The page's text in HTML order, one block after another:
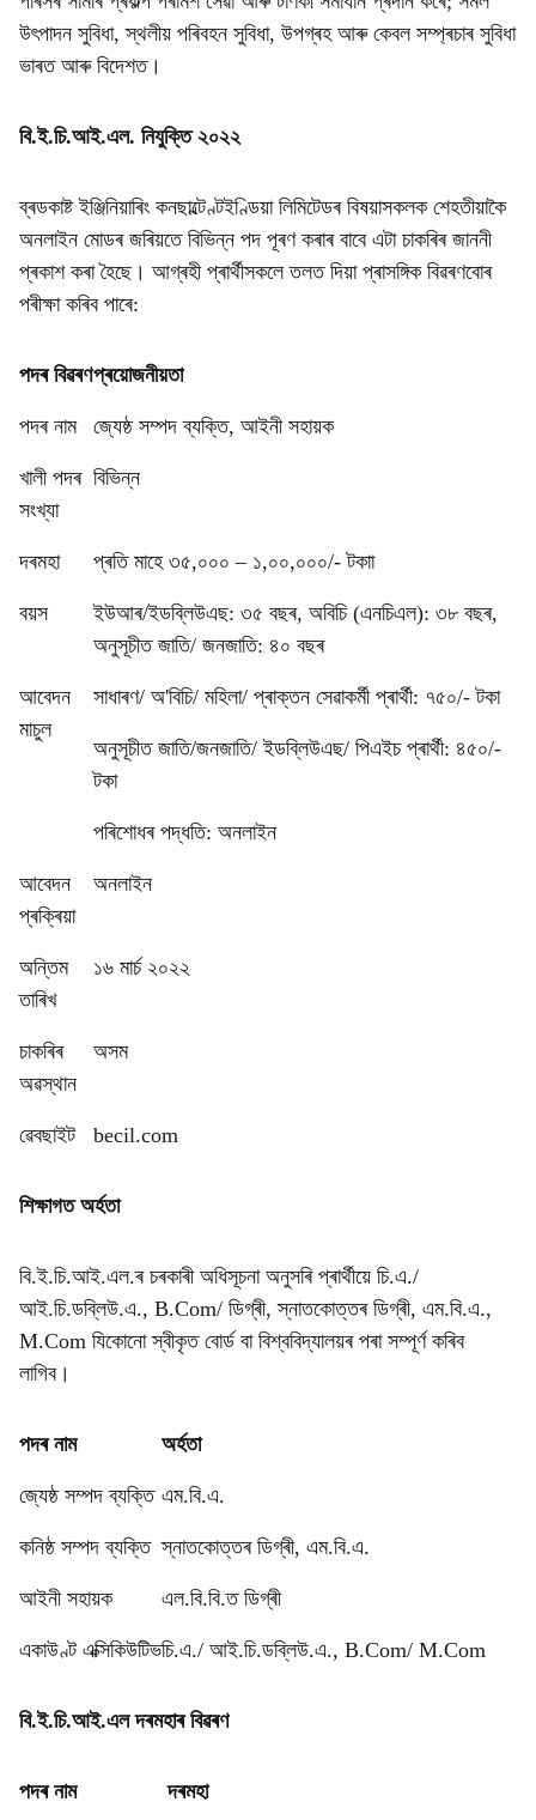
উৎপাদন সুবিধা, স্থলীয় পৰিবহন সুবিধা, উপগ্ৰহ আৰু কেবল সম্প্ৰচাৰ সুবিধা
ভাৰত আৰু বিদেশত।
বি.ই.চি.আই.এল. নিযুক্তি ২০২২
ব্ৰডকাষ্ট ইঞ্জিনিয়াৰিং কনছাল্টেণ্টইণ্ডিয়া লিমিটেডৰ বিষয়াসকলক শেহতীয়াকৈ
অনলাইন মোডৰ জৰিয়তে বিভিন্ন পদ পূৰণ কৰাৰ বাবে এটা চাকৰিৰ জাননী
প্ৰকাশ কৰা হৈছে। আগ্ৰহী প্ৰাৰ্থীসকলে তলত দিয়া প্ৰাসঙ্গিক বিৱৰণবোৰ
পৰীক্ষা কৰিব পাৰে:
পদৰ বিৱৰণপ্ৰয়োজনীয়তা
পদৰ নাম জ্যেষ্ঠ সম্পদ ব্যক্তি, আইনী সহায়ক
খালী পদৰ
সংখ্যা
বিভিন্ন
দৰমহা প্ৰতি মাহে ৩৫,০০০ – ১,০০,০০০/- টকাা
বয়স
ইউআৰ/ইডব্লিউএছ: ৩৫ বছৰ, অবিচি (এনচিএল): ৩৮ বছৰ,
অনুসূচীত জাতি/ জনজাতি: ৪০ বছৰ
আবেদন
মাচুল
সাধাৰণ/ অ'বিচি/ মহিলা/ প্ৰাক্তন সেৱাকৰ্মী প্ৰাৰ্থী: ৭৫০/- টকা
অনুসূচীত জাতি/জনজাতি/ ইডব্লিউএছ/ পিএইচ প্ৰাৰ্থী: ৪৫০/-
টকা
পৰিশোধৰ পদ্ধতি: অনলাইন
আবেদন
প্ৰক্ৰিয়া
অনলাইন
অন্তিম
তাৰিখ
১৬ মাৰ্চ ২০২২
চাকৰিৰ
অৱস্থান
অসম
ৱেবছাইট becil.com
শিক্ষাগত অৰ্হতা
বি.ই.চি.আই.এল.ৰ চৰকাৰী অধিসূচনা অনুসৰি প্ৰাৰ্থীয়ে চি.এ./
আই.চি.ডব্লিউ.এ., B.Com/ ডিগ্ৰী, স্নাতকোত্তৰ ডিগ্ৰী, এম.বি.এ.,
M.Com যিকোনো স্বীকৃত বোৰ্ড বা বিশ্ববিদ্যালয়ৰ পৰা সম্পূৰ্ণ কৰিব
লাগিব।
পদৰ নাম অৰ্হতা
জ্যেষ্ঠ সম্পদ ব্যক্তি এম.বি.এ.
কনিষ্ঠ সম্পদ ব্যক্তি স্নাতকোত্তৰ ডিগ্ৰী, এম.বি.এ.
আইনী সহায়ক এল.বি.বি.ত ডিগ্ৰী
একাউণ্ট এক্সিকিউটিভচি.এ./ আই.চি.ডব্লিউ.এ., B.Com/ M.Com
বি.ই.চি.আই.এল দৰমহাৰ বিৱৰণ
পদৰ নাম দৰমহা